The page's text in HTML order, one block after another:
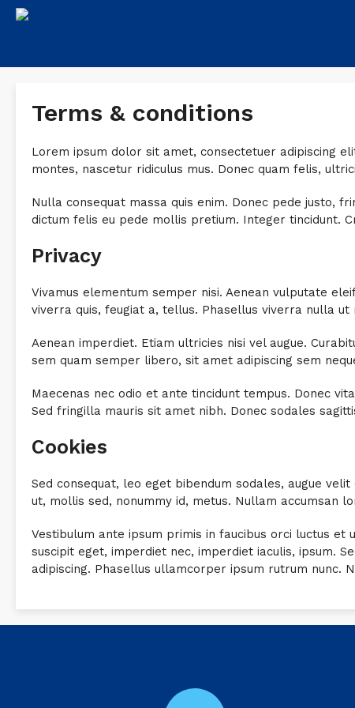
Terms & conditions
Lorem ipsum dolor sit amet, consectetuer adipiscing
montes, nascetur ridiculus mus. Donec quam felis,
Nulla consequat massa quis enim. Donec pede justo,
dictum felis eu pede mollis pretium. Integer tincidunt.
Privacy
Vivamus elementum semper nisi. Aenean vulputate
viverra quis, feugiat a, tellus. Phasellus viverra nulla ut
Aenean imperdiet. Etiam ultricies nisi vel augue.
sem quam semper libero, sit amet adipiscing sem
Maecenas nec odio et ante tincidunt tempus. Donec
Sed fringilla mauris sit amet nibh. Donec sodales
Cookies
Sed consequat, leo eget bibendum sodales, augue
ut, mollis sed, nonummy id, metus. Nullam accumsan
Vestibulum ante ipsum primis in faucibus orci luctus
suscipit eget, imperdiet nec, imperdiet iaculis, ipsum.
adipiscing. Phasellus ullamcorper ipsum rutrum nunc.